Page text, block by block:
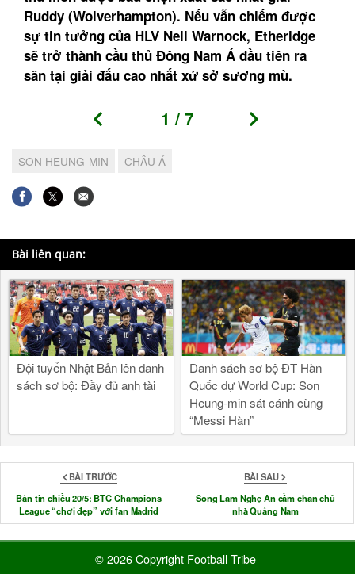
Ruddy (Wolverhampton). Nếu vẫn chiếm được
sự tin tưởng của HLV Neil Warnock, Etheridge
sẽ trở thành cầu thủ Đông Nam Á đầu tiên ra
sân tại giải đấu cao nhất xứ sở sương mù.
1 / 7
SON HEUNG-MIN CHÂU Á
Bài liên quan:
Đội tuyển Nhật Bản lên danh
sách sơ bộ: Đầy đủ anh tài
Danh sách sơ bộ ĐT Hàn
Quốc dự World Cup: Son
Heung-min sát cánh cùng
“Messi Hàn”
BÀI TRƯỚC
Bản tin chiều 20/5: BTC Champions
League “chơi đẹp” với fan Madrid
BÀI SAU
Sông Lam Nghệ An cầm chân chủ
nhà Quảng Nam
© 2026 Copyright Football Tribe